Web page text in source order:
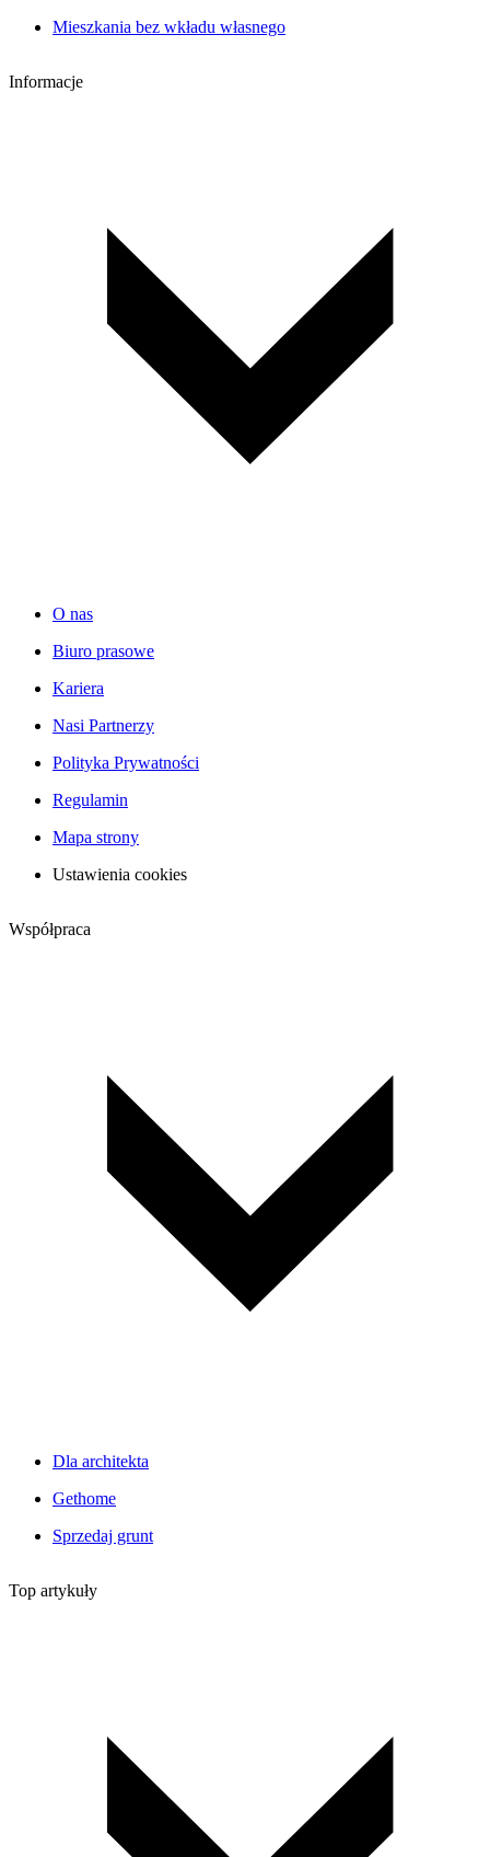
Mieszkania bez wkładu własnego
Informacje
O nas
Biuro prasowe
Kariera
Nasi Partnerzy
Polityka Prywatności
Regulamin
Mapa strony
Ustawienia cookies
Współpraca
Dla architekta
Gethome
Sprzedaj grunt
Top artykuły